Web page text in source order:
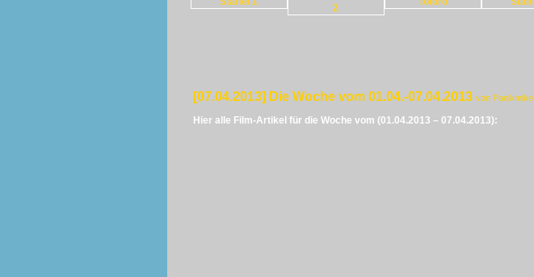
[07.04.2013] Die Woche vom 01.04.-07.04.2013 von Panikmike
Hier alle Film-Artikel für die Woche vom (01.04.2013 – 07.04.2013):